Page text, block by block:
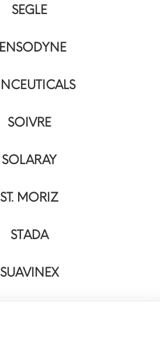
SEGLE
SOIVRE
SOLARAY
ST. MORIZ
STADA
SUAVINEX